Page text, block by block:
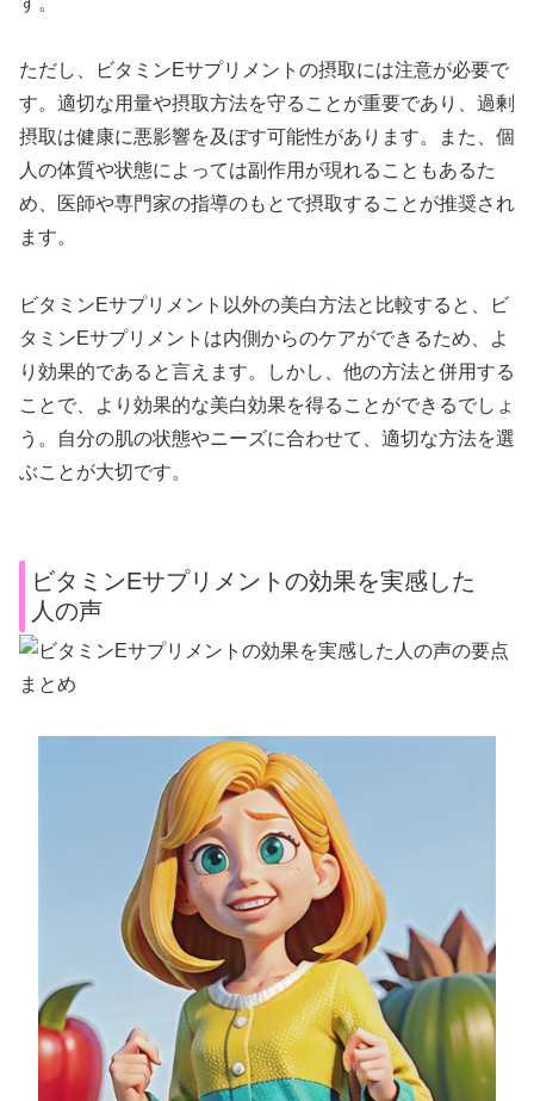
ただし、ビタミンEサプリメントの摂取には注意が必要で
す。適切な用量や摂取方法を守ることが重要であり、過剰
摂取は健康に悪影響を及ぼす可能性があります。また、個
人の体質や状態によっては副作用が現れることもあるた
め、医師や専門家の指導のもとで摂取することが推奨され
ます。
ビタミンEサプリメント以外の美白方法と比較すると、ビ
タミンEサプリメントは内側からのケアができるため、よ
り効果的であると言えます。しかし、他の方法と併用する
ことで、より効果的な美白効果を得ることができるでしょ
う。自分の肌の状態やニーズに合わせて、適切な方法を選
ぶことが大切です。
ビタミンEサプリメントの効果を実感した
人の声